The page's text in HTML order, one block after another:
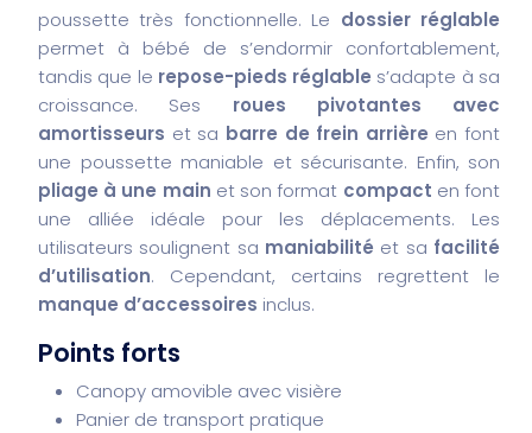
poussette très fonctionnelle. Le dossier réglable
permet à bébé de s’endormir confortablement,
tandis que le repose-pieds réglable s’adapte à sa
croissance. Ses roues pivotantes avec
amortisseurs et sa barre de frein arrière en font
une poussette maniable et sécurisante. Enfin, son
pliage à une main et son format compact en font
une alliée idéale pour les déplacements. Les
utilisateurs soulignent sa maniabilité et sa facilité
d’utilisation. Cependant, certains regrettent le
manque d’accessoires inclus.
Points forts
Canopy amovible avec visière
Panier de transport pratique